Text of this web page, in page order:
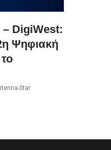
– DigiWest:
Ψηφιακή
Star